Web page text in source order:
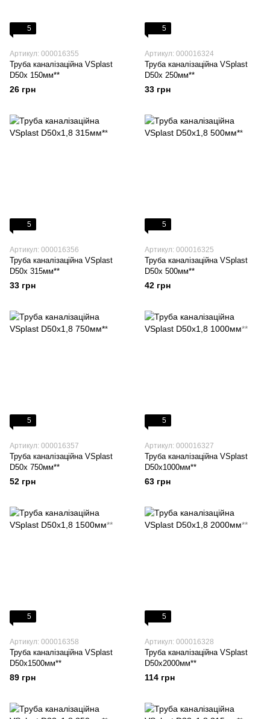
5
Артикул: 000016355
Труба каналізаційна VSplast
D50х 150мм**
26 грн
5
Артикул: 000016324
Труба каналізаційна VSplast
D50х 250мм**
33 грн
5
Артикул: 000016356
Труба каналізаційна VSplast
D50х 315мм**
33 грн
5
Артикул: 000016325
Труба каналізаційна VSplast
D50х 500мм**
42 грн
5
Артикул: 000016357
Труба каналізаційна VSplast
D50х 750мм**
52 грн
5
Артикул: 000016327
Труба каналізаційна VSplast
D50х1000мм**
63 грн
5
Артикул: 000016358
Труба каналізаційна VSplast
D50х1500мм**
89 грн
5
Артикул: 000016328
Труба каналізаційна VSplast
D50х2000мм**
114 грн